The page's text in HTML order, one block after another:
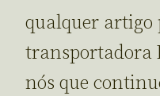
qualquer artigo
transportadora
nós que